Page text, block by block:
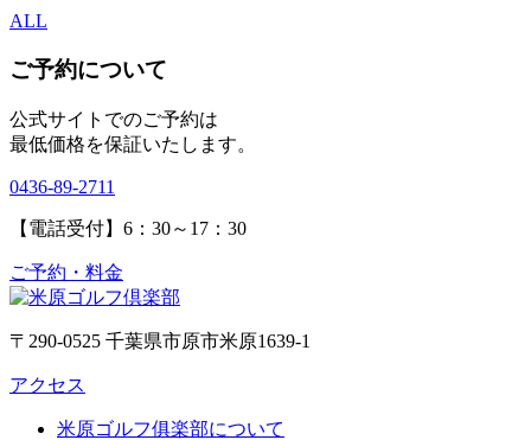
ALL
ご予約について
公式サイトでのご予約は
最低価格を保証いたします。
0436-89-2711
【電話受付】6：30～17：30
ご予約・料金
〒290-0525 千葉県市原市米原1639-1
アクセス
米原ゴルフ俱楽部について